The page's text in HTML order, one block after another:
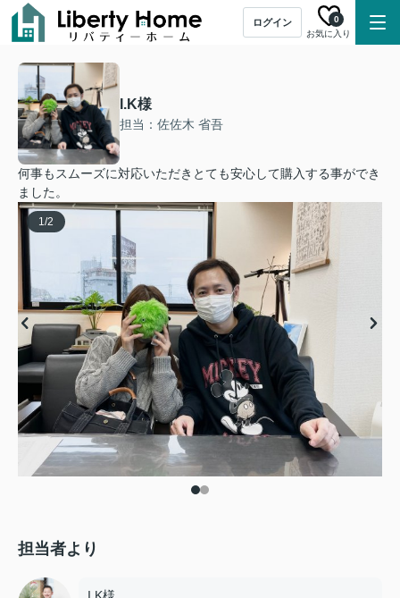
ログイン
お気に入り
0
I.K様
担当：佐佐木 省吾
何事もスムーズに対応いただきとても安心して購入する事ができ
ました。
1/2
担当者より